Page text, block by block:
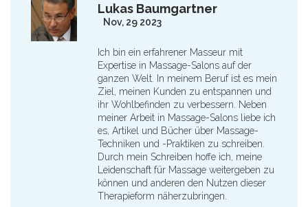
Lukas Baumgartner
Nov, 29 2023
Ich bin ein erfahrener Masseur mit
Expertise in Massage-Salons auf der
ganzen Welt. In meinem Beruf ist es mein
Ziel, meinen Kunden zu entspannen und
ihr Wohlbefinden zu verbessern. Neben
meiner Arbeit in Massage-Salons liebe ich
es, Artikel und Bücher über Massage-
Techniken und -Praktiken zu schreiben.
Durch mein Schreiben hoffe ich, meine
Leidenschaft für Massage weitergeben zu
können und anderen den Nutzen dieser
Therapieform näherzubringen.